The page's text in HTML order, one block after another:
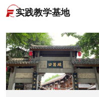
实践教学基地